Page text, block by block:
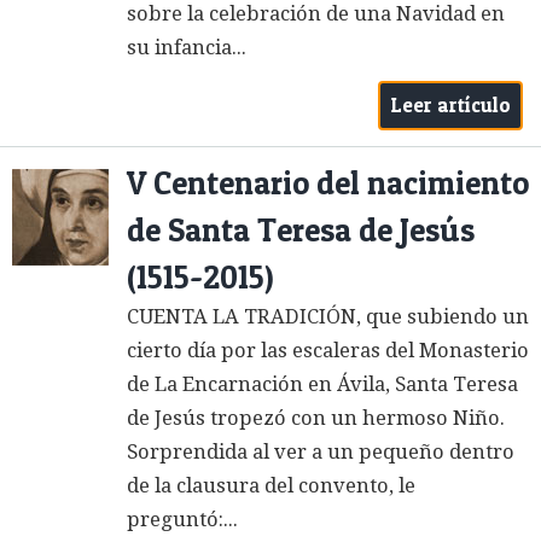
sobre la celebración de una Navidad en
su infancia...
Leer artículo
V Centenario del nacimiento
de Santa Teresa de Jesús
(1515-2015)
CUENTA LA TRADICIÓN, que subiendo un
cierto día por las escaleras del Monasterio
de La Encarnación en Ávila, Santa Teresa
de Jesús tropezó con un hermoso Niño.
Sorprendida al ver a un pequeño dentro
de la clausura del convento, le
preguntó:...